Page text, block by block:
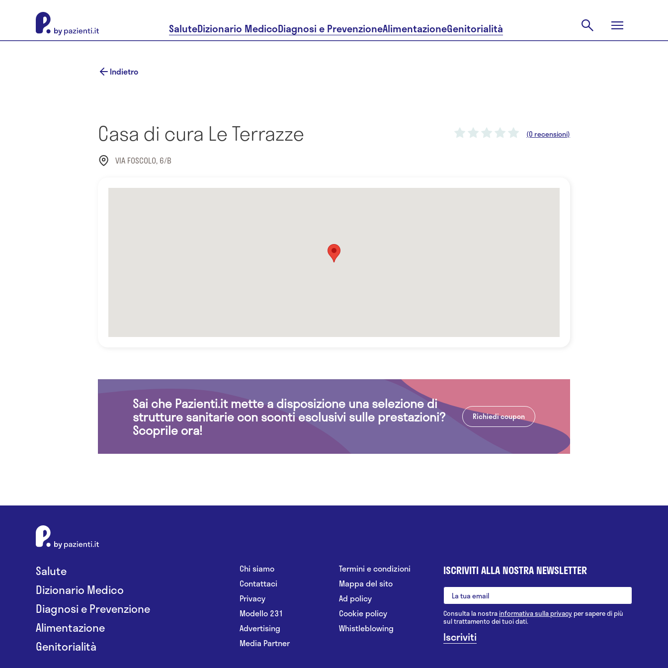
SaluteDizionario MedicoDiagnosi e PrevenzioneAlimentazioneGenitorialità
Indietro
Casa di cura Le Terrazze (0 recensioni)
VIA FOSCOLO, 6/B
Sai che Pazienti.it mette a disposizione una selezione di
strutture sanitarie con sconti esclusivi sulle prestazioni?
Scoprile ora!
Richiedi coupon
Salute
Dizionario Medico
Diagnosi e Prevenzione
Alimentazione
Genitorialità
Chi siamo
Contattaci
Privacy
Modello 231
Advertising
Media Partner
Termini e condizioni
Mappa del sito
Ad policy
Cookie policy
Whistleblowing
ISCRIVITI ALLA NOSTRA NEWSLETTER
Consulta la nostrainformativa sulla privacy per sapere di più
sul trattamento dei tuoi dati.